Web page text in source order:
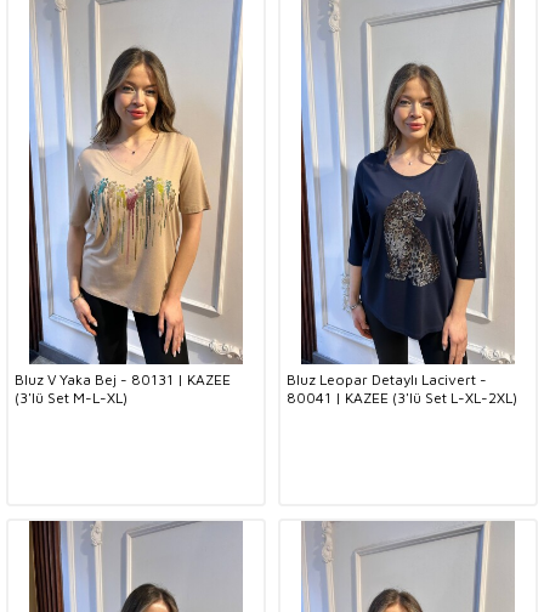
Bluz V Yaka Bej - 80131 | KAZEE
(3'lü Set M-L-XL)
Bluz Leopar Detaylı Lacivert -
80041 | KAZEE (3'lü Set L-XL-2XL)